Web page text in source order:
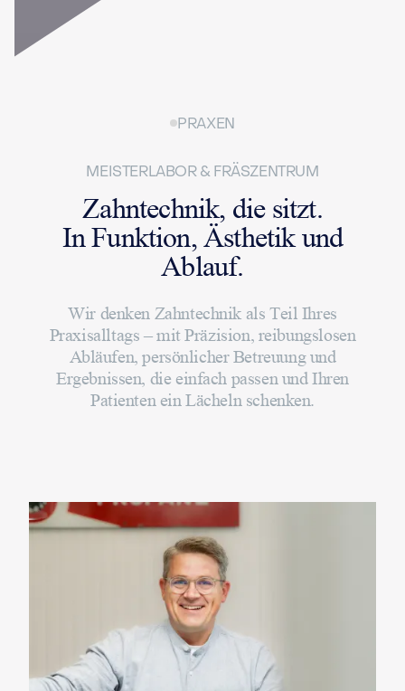
PRAXEN
MEISTERLABOR & FRÄSZENTRUM
Zahntechnik, die sitzt.
In Funktion, Ästhetik und
Ablauf.
Wir denken Zahntechnik als Teil Ihres
Praxisalltags – mit Präzision, reibungslosen
Abläufen, persönlicher Betreuung und
Ergebnissen, die einfach passen und Ihren
Patienten ein Lächeln schenken.